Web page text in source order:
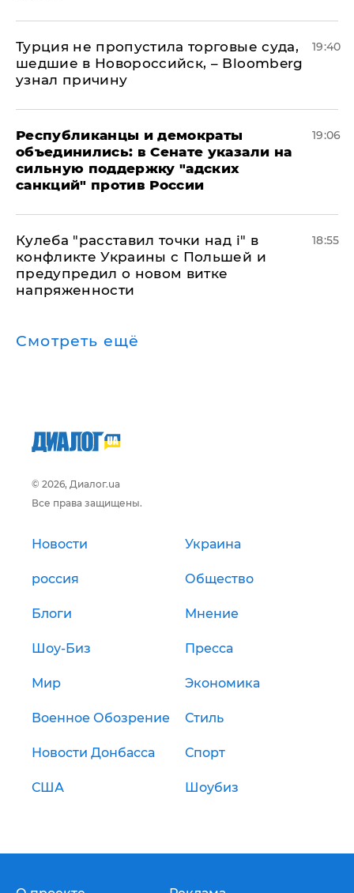
Турция не пропустила торговые суда,
шедшие в Новороссийск, – Bloomberg
узнал причину
19:40
Республиканцы и демократы
объединились: в Сенате указали на
сильную поддержку "адских
санкций" против России
19:06
Кулеба "расставил точки над і" в
конфликте Украины с Польшей и
предупредил о новом витке
напряженности
18:55
Смотреть ещё
© 2026, Диалог.ua
Все права защищены.
Новости Украина
россия Общество
Блоги Мнение
Шоу-Биз Пресса
Мир Экономика
Военное Обозрение Стиль
Новости Донбасса Спорт
США Шоубиз